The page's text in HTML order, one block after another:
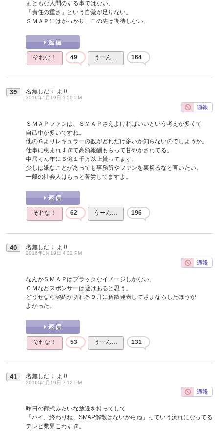
まともな人間のする事ではない。
「責任の重さ」という自覚が足りない。
ＳＭＡＰにはがっかり、この先は期待しない。
それな！ 49 うーん… 164
39 名無しだＪ より
2016年1月19日 1:50 PM
ＳＭＡＰファンは、ＳＭＡＰさえよければいいという考えが多くて
自己中が多いですね。
他のＧよりレギュラーの数がどれだけ多いか知らないのでしようか。
仕事に恵まれすぎて高額報酬もらって甘やかされてる。
中居くん年に５億１千万以上貰ってます。
少しは嫌なことがあっても事務所やファンを裏切るなと言いたい。
一般の社会人はもっと苦労してますよ。
それな！ 62 うーん… 196
40 名無しだＪ より
2016年1月19日 4:32 PM
なんかＳＭＡＰはブラックなイメージしかない。
ＣＭなどスポンサーは避けあると思う。
どうせなら契約が切れる９月に解散発表してさよならしたほうが
よかった。
それな！ 53 うーん… 131
41 名無しだＪ より
2016年1月19日 7:12 PM
昨日の葬式みたいな放送を持ってして
「ハイ、終わりね、SMAP解散はないからね」っていう流れになってる
テレビ業界こわすぎ。